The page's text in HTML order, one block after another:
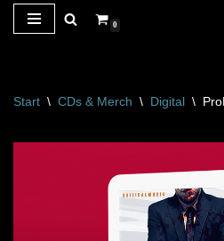
0
Start \ CDs & Merch \ Digital \